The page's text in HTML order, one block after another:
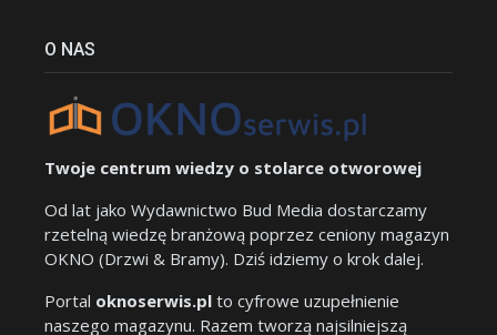
O NAS
Twoje centrum wiedzy o stolarce otworowej
Od lat jako Wydawnictwo Bud Media dostarczamy
rzetelną wiedzę branżową poprzez ceniony magazyn
OKNO (Drzwi & Bramy). Dziś idziemy o krok dalej.
Portal oknoserwis.pl to cyfrowe uzupełnienie
naszego magazynu. Razem tworzą najsilniejszą